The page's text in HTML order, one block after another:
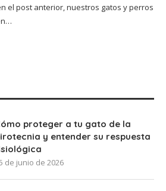
el post anterior, nuestros gatos y perros
proteger a tu gato de la
y entender su respuesta
de junio de 2026